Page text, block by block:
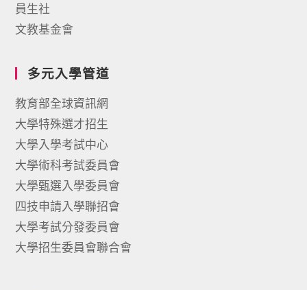
員生社
文教基金會
多元入學管道
教育部全球資訊網
大學特殊選才招生
大學入學考試中心
大學術科考試委員會
大學甄選入學委員會
四技申請入學聯招會
大學考試分發委員會
大學招生委員會聯合會